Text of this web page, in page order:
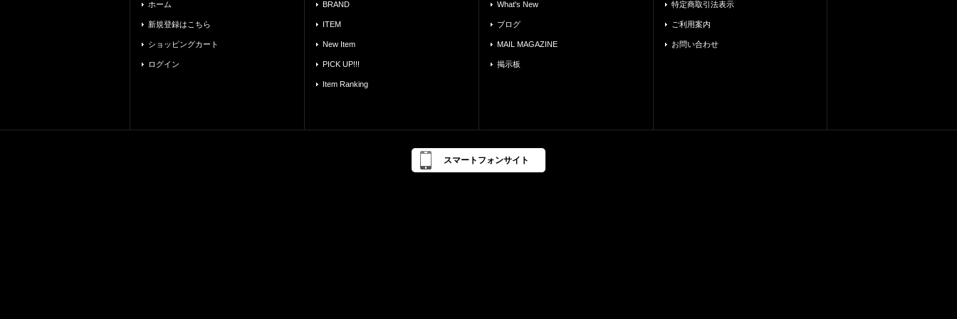
ホーム
新規登録はこちら
ショッピングカート
ログイン
BRAND
ITEM
New Item
PICK UP!!!
Item Ranking
What's New
ブログ
MAIL MAGAZINE
掲示板
特定商取引法表示
ご利用案内
お問い合わせ
スマートフォンサイト